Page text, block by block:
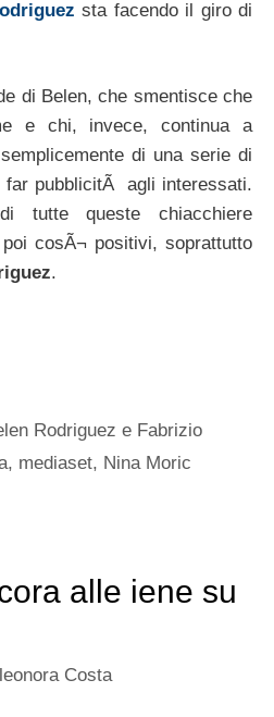
sta facendo il giro di
di Belen, che smentisce che
e chi, invece, continua a
di una serie di
pubblicitÃ agli interessati.
tutte queste chiacchiere
cosÃ¬ positivi, soprattutto
.
Rodriguez e Fabrizio
, mediaset, Nina Moric
alle iene su
Costa